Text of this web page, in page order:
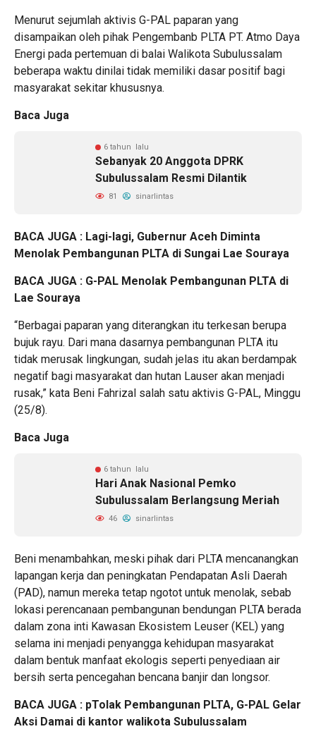
Menurut sejumlah aktivis G-PAL paparan yang
disampaikan oleh pihak Pengembanb PLTA PT. Atmo Daya
Energi pada pertemuan di balai Walikota Subulussalam
beberapa waktu dinilai tidak memiliki dasar positif bagi
masyarakat sekitar khususnya.
Baca Juga
6 tahun lalu
Sebanyak 20 Anggota DPRK
Subulussalam Resmi Dilantik
81 sinarlintas
BACA JUGA : Lagi-lagi, Gubernur Aceh Diminta
Menolak Pembangunan PLTA di Sungai Lae Souraya
BACA JUGA : G-PAL Menolak Pembangunan PLTA di
Lae Souraya
“Berbagai paparan yang diterangkan itu terkesan berupa
bujuk rayu. Dari mana dasarnya pembangunan PLTA itu
tidak merusak lingkungan, sudah jelas itu akan berdampak
negatif bagi masyarakat dan hutan Lauser akan menjadi
rusak,” kata Beni Fahrizal salah satu aktivis G-PAL, Minggu
(25/8).
Baca Juga
6 tahun lalu
Hari Anak Nasional Pemko
Subulussalam Berlangsung Meriah
46 sinarlintas
Beni menambahkan, meski pihak dari PLTA mencanangkan
lapangan kerja dan peningkatan Pendapatan Asli Daerah
(PAD), namun mereka tetap ngotot untuk menolak, sebab
lokasi perencanaan pembangunan bendungan PLTA berada
dalam zona inti Kawasan Ekosistem Leuser (KEL) yang
selama ini menjadi penyangga kehidupan masyarakat
dalam bentuk manfaat ekologis seperti penyediaan air
bersih serta pencegahan bencana banjir dan longsor.
BACA JUGA : pTolak Pembangunan PLTA, G-PAL Gelar
Aksi Damai di kantor walikota Subulussalam